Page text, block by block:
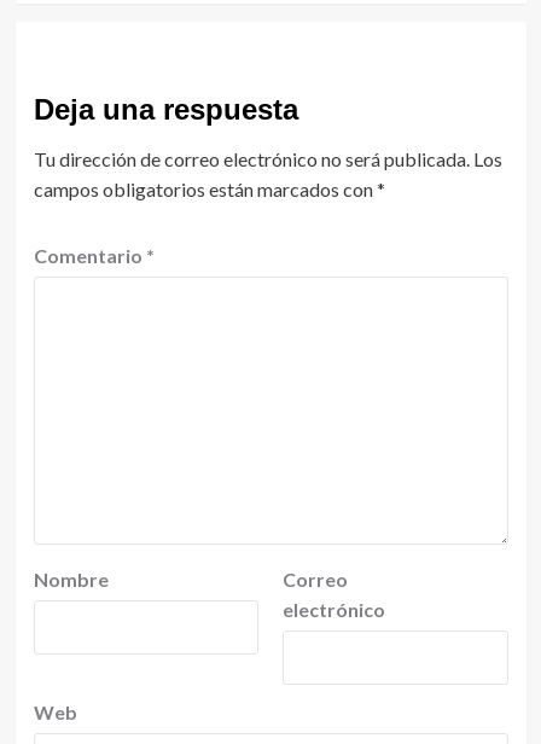
Deja una respuesta
Tu dirección de correo electrónico no será publicada. Los
campos obligatorios están marcados con*
Comentario *
Nombre
Correo
electrónico
Web